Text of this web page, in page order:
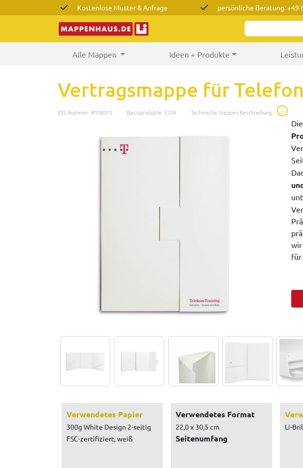
Kostenlose Muster & Anfrage persönliche Beratung: +49
Alle Mappen (current) Ideen + Produkte
Vertragsmappe für
IDS Nummer: #108013 Basisprodukte: 5709 Technische Mappen Beschreibung i
für
Verwendetes Papier
300g White Design 2-seitig
FSC-zertifiziert, weiß
Verwendetes Format
22,0 x 30,5 cm
Seitenumfang
Li-